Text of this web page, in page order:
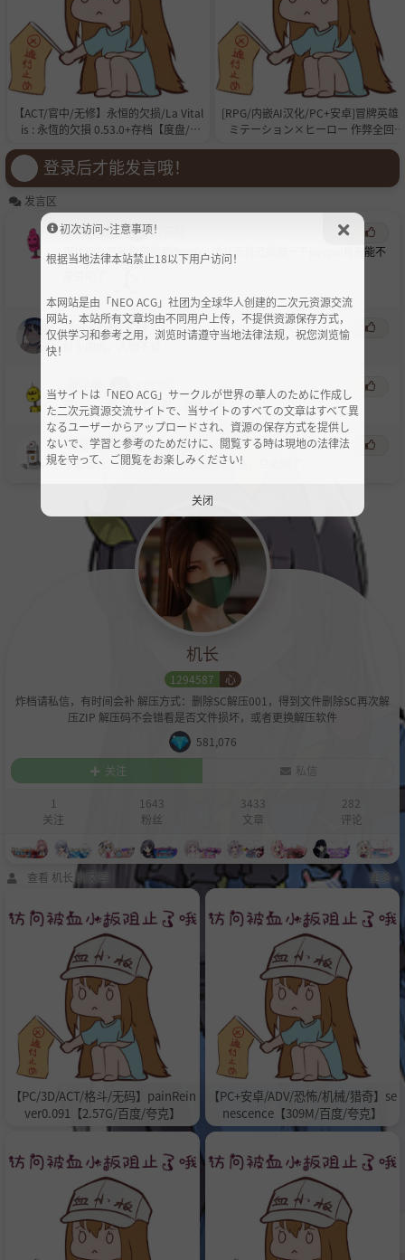
【ACT/官中/无修】永恒的欠损/La Vital
is : 永恆的欠損 0.53.0+存档【度盘/1
[RPG/内嵌AI汉化/PC+安卓]冒牌英雄
ミテーション×ヒーロー 作弊全回想
登录后才能发言哦！
发言区
ArsenaL_
心 27天前
可惜现在只能免费搞到demo，这几天自己捣鼓一下paypal看看能不
Febnines 心 2个月前
可以玩，但没中文设置，谨慎食用
伯客9527 心 2个月前
不能运行，刚进黑屏界面跳出两页标签，只能删了
机长
1294587
心
炸档请私信，有时间会补 解压方式：删除SC解压001，得到文件删除SC再次解
压ZIP 解压码不会错看是否文件损坏，或者更换解压软件
581,076
关注
私信
1
关注
1643
粉丝
3433
文章
282
评论
查看 机长 的文章 更多 »
【PC/3D/ACT/格斗/无码】painRein
ver0.091【2.57G/百度/夸克】
【PC+安卓/ADV/恐怖/机械/猎奇】se
nescence【309M/百度/夸克】
初次访问~注意事项！
根据当地法律本站禁止18以下用户访问！
本网站是由「NEO ACG」社团为全球华人创建的二次元资源交流
网站，本站所有文章均由不同用户上传，不提供资源保存方式，
仅供学习和参考之用，浏览时请遵守当地法律法规，祝您浏览愉
快！
当サイトは「NEO ACG」サークルが世界の華人のために作成し
た二次元資源交流サイトで、当サイトのすべての文章はすべて異
なるユーザーからアップロードされ、資源の保存方式を提供し
ないで、学習と参考のためだけに、閲覧する時は現地の法律法
規を守って、ご閲覧をお楽しみください!
关闭